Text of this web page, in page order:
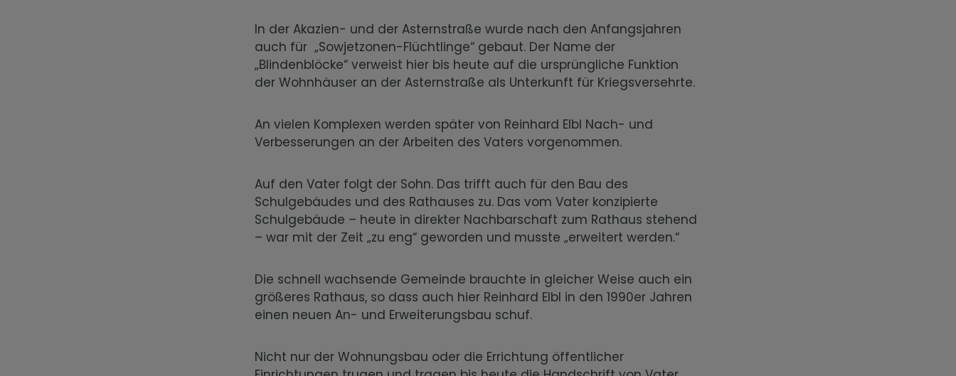
In der Akazien- und der Asternstraße wurde nach den Anfangsjahren
auch für „Sowjetzonen-Flüchtlinge“ gebaut. Der Name der
„Blindenblöcke“ verweist hier bis heute auf die ursprüngliche Funktion
der Wohnhäuser an der Asternstraße als Unterkunft für Kriegsversehrte.
An vielen Komplexen werden später von Reinhard Elbl Nach- und
Verbesserungen an der Arbeiten des Vaters vorgenommen.
Auf den Vater folgt der Sohn. Das trifft auch für den Bau des
Schulgebäudes und des Rathauses zu. Das vom Vater konzipierte
Schulgebäude – heute in direkter Nachbarschaft zum Rathaus stehend
– war mit der Zeit „zu eng“ geworden und musste „erweitert werden.“
Die schnell wachsende Gemeinde brauchte in gleicher Weise auch ein
größeres Rathaus, so dass auch hier Reinhard Elbl in den 1990er Jahren
einen neuen An- und Erweiterungsbau schuf.
Nicht nur der Wohnungsbau oder die Errichtung öffentlicher